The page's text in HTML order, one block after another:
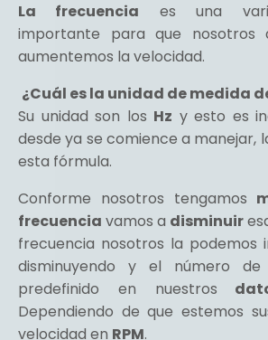
La frecuencia es una
importante para que nosotros
aumentemos la velocidad.
¿Cuál es la unidad de medida
Su unidad son los Hz y esto es
desde ya se comience a manejar,
esta fórmula.
Conforme nosotros tengamos
frecuencia vamos a disminuir
frecuencia nosotros la podemos
disminuyendo y el número
predefinido en nuestros
Dependiendo de que estemos
velocidad en RPM.